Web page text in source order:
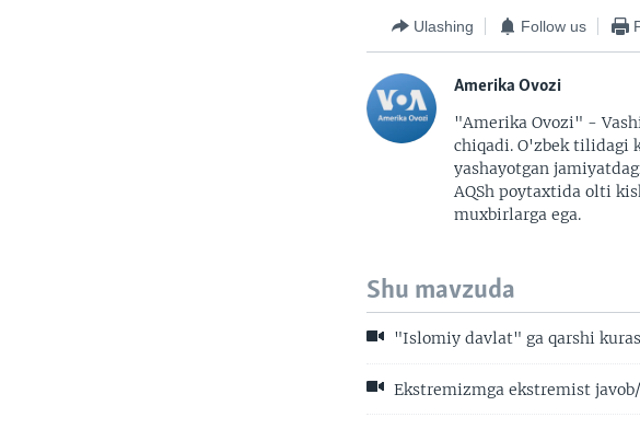
Ulashing Follow us
Amerika Ovozi
"Amerika Ovozi" -
chiqadi. O'zbek tilidagi
yashayotgan
AQSh poytaxtida olti
muxbirlarga ega.
Shu mavzuda
"Islomiy davlat" ga qarshi
Ekstremizmga ekstremist